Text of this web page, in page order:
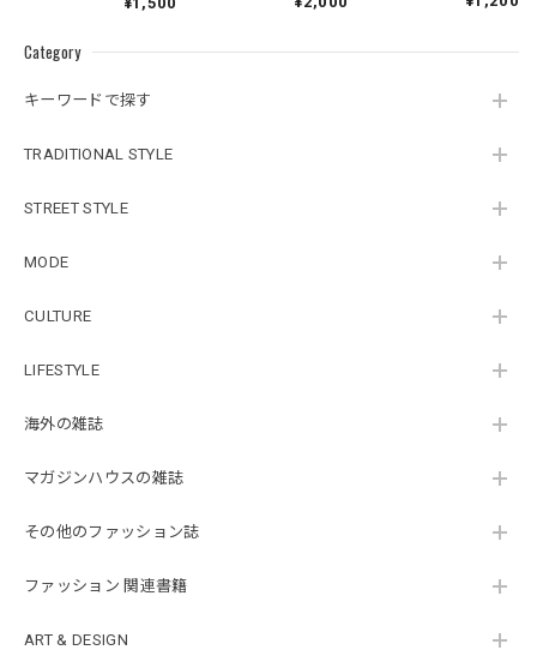
Category
キーワードで探す
TRADITIONAL STYLE
STREET STYLE
MODE
CULTURE
LIFESTYLE
海外の雑誌
マガジンハウスの雑誌
その他のファッション誌
ファッション 関連書籍
ART & DESIGN